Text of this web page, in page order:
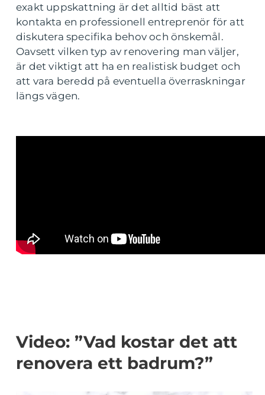
exakt uppskattning är det alltid bäst att
kontakta en professionell entreprenör för att
diskutera specifika behov och önskemål.
Oavsett vilken typ av renovering man väljer,
är det viktigt att ha en realistisk budget och
att vara beredd på eventuella överraskningar
längs vägen.
Video: ”Vad kostar det att
renovera ett badrum?”